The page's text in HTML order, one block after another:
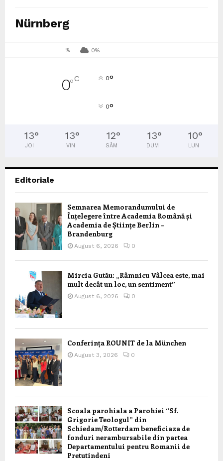
Nürnberg
% 0%
0°C 0°
0°
13°
JOI
13°
VIN
12°
SÂM
13°
DUM
10°
LUN
Editoriale
Semnarea Memorandumului de
Înțelegere între Academia Română și
Academia de Științe Berlin –
Brandenburg
August 6, 2026 0
Mircia Gutău: „Râmnicu Vâlcea este, mai
mult decât un loc, un sentiment”
August 6, 2026 0
Conferința ROUNIT de la München
August 3, 2026 0
Scoala parohiala a Parohiei “Sf.
Grigorie Teologul” din
Schiedam/Rotterdam beneficiaza de
fonduri nerambursabile din partea
Departamentului pentru Romanii de
Pretutindeni